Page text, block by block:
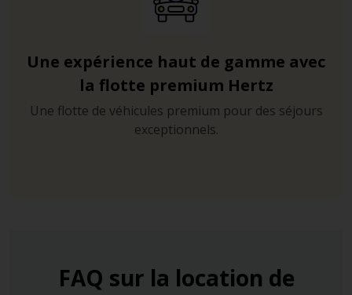
Une expérience haut de gamme avec
la flotte premium Hertz
Une flotte de véhicules premium pour des séjours
exceptionnels.
FAQ sur la location de